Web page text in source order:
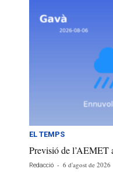
EL TEMPS
Previsió de l’AEMET
Redacció - 6 d'agost de 2026